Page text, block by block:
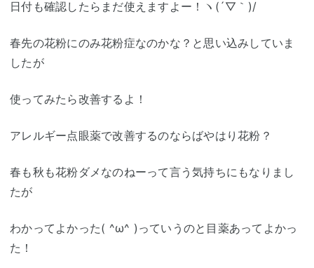
日付も確認したらまだ使えますよー！ヽ(´▽｀)/
春先の花粉にのみ花粉症なのかな？と思い込みしていま
したが
使ってみたら改善するよ！
アレルギー点眼薬で改善するのならばやはり花粉？
春も秋も花粉ダメなのねーって言う気持ちにもなりまし
たが
わかってよかった( ^ω^ )っていうのと目薬あってよかっ
た！